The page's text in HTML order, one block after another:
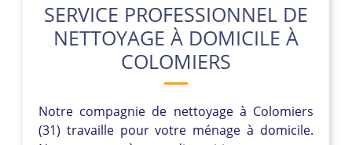
SERVICE PROFESSIONNEL DE
NETTOYAGE À DOMICILE À
COLOMIERS
Notre compagnie de nettoyage à Colomiers
(31) travaille pour votre ménage à domicile.